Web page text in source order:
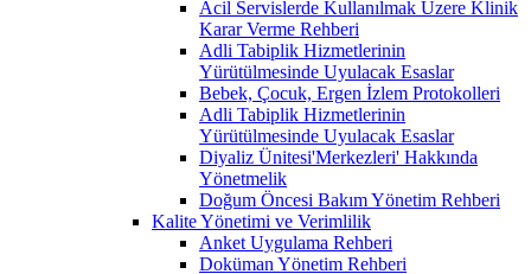
Acil Servislerde Kullanılmak Üzere Klinik
Karar Verme Rehberi
Adli Tabiplik Hizmetlerinin
Yürütülmesinde Uyulacak Esaslar
Bebek, Çocuk, Ergen İzlem Protokolleri
Adli Tabiplik Hizmetlerinin
Yürütülmesinde Uyulacak Esaslar
Diyaliz Ünitesi'Merkezleri' Hakkında
Yönetmelik
Doğum Öncesi Bakım Yönetim Rehberi
Kalite Yönetimi ve Verimlilik
Anket Uygulama Rehberi
Doküman Yönetim Rehberi